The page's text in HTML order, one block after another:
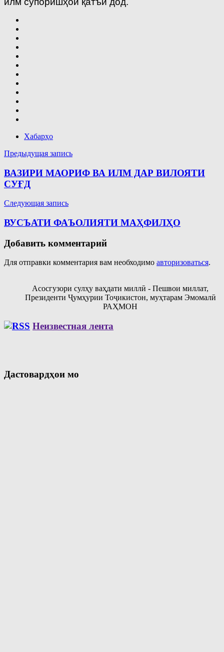
Хабарҳо
Навигация
по
записям
Предыдущая запись
ВАЗИРИ МАОРИФ ВА ИЛМ ДАР ВИЛОЯТИ
СУҒД
Следующая запись
ВУСЪАТИ ФАЪОЛИЯТИ МАҲФИЛҲО
Добавить комментарий
Для отправки комментария вам необходимо авторизоваться.
Асосгузори сулҳу ваҳдати миллӣ - Пешвои миллат,
Президенти Ҷумҳурии Тоҷикистон, муҳтарам Эмомалӣ
РАҲМОН
Неизвестная лента
Дастовардҳои мо